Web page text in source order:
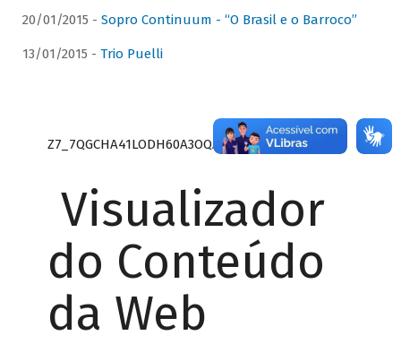
20/01/2015 - Sopro Continuum - “O Brasil e o Barroco”
13/01/2015 - Trio Puelli
Z7_7QGCHA41LODH60A3OQA8RN1415
Visualizador
do Conteúdo
da Web